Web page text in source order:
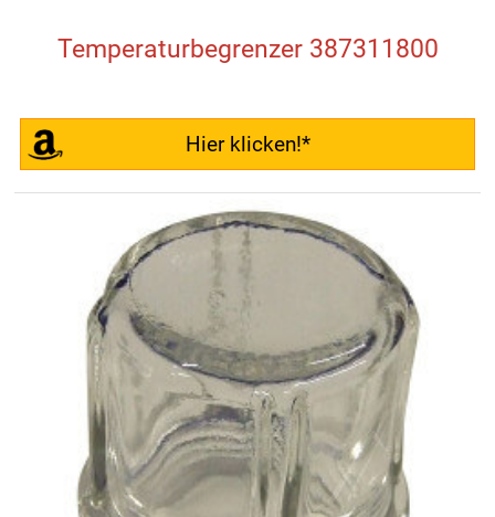
Temperaturbegrenzer 387311800
Hier klicken!*